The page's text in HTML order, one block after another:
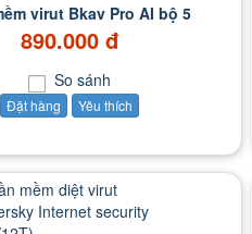
virut Bkav Pro AI bộ 5
890.000 đ
So sánh
Đặt hàng Yêu thích